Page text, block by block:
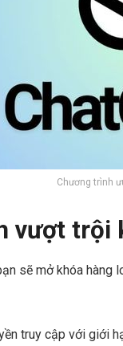
Chương trình
vượt trội
sẽ mở khóa
truy cập với giới